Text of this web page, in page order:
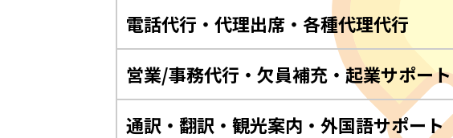
電話代行・代理出席・各種代理代行
営業/事務代行・欠員補充・起業サポート
通訳・翻訳・観光案内・外国語サポート